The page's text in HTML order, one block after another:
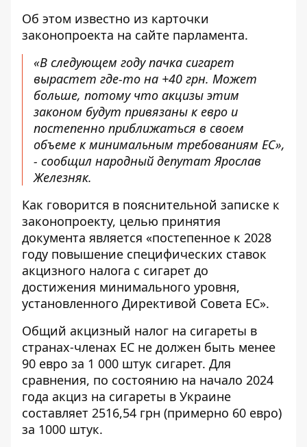
Об этом известно из карточки
законопроекта на сайте парламента.
«В следующем году пачка сигарет
вырастет где-то на +40 грн. Может
больше, потому что акцизы этим
законом будут привязаны к евро и
постепенно приближаться в своем
объеме к минимальным требованиям ЕС»,
- сообщил народный депутат Ярослав
Железняк.
Как говорится в пояснительной записке к
законопроекту, целью принятия
документа является «постепенное к 2028
году повышение специфических ставок
акцизного налога с сигарет до
достижения минимального уровня,
установленного Директивой Совета ЕС».
Общий акцизный налог на сигареты в
странах-членах ЕС не должен быть менее
90 евро за 1 000 штук сигарет. Для
сравнения, по состоянию на начало 2024
года акциз на сигареты в Украине
составляет 2516,54 грн (примерно 60 евро)
за 1000 штук.